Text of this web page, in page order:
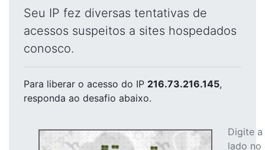
Seu IP fez diversas tentativas de
acessos suspeitos a sites hospedados
conosco.
Para liberar o acesso do IP 216.73.216.145,
responda ao desafio abaixo.
Digite
lado no